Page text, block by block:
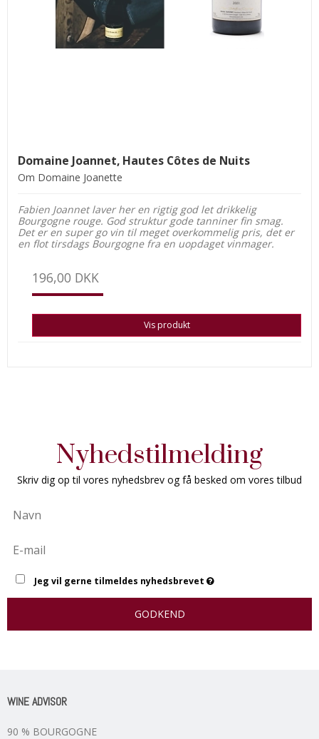
Domaine Joannet, Hautes Côtes de Nuits
Om Domaine Joanette
Fabien Joannet laver her en rigtig god let drikkelig
Bourgogne rouge. God struktur gode tanniner fin smag.
Det er en super go vin til meget overkommelig pris, det er
en flot tirsdags Bourgogne fra en uopdaget vinmager.
196,00 DKK
Vis produkt
Nyhedstilmelding
Skriv dig op til vores nyhedsbrev og få besked om vores tilbud
Jeg vil gerne tilmeldes nyhedsbrevet
GODKEND
WINE ADVISOR
90 % BOURGOGNE